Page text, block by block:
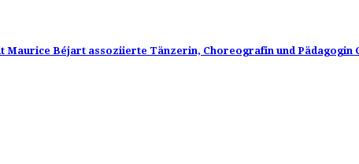
Béjart assoziierte Tänzerin, Choreografin und Pädagogin